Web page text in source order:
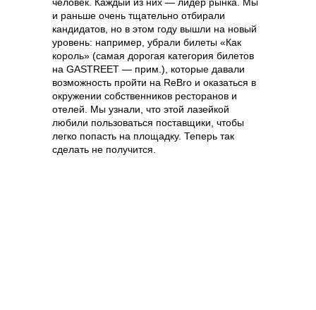
и раньше очень тщательно отбирали
кандидатов, но в этом году вышли на новый
уровень: например, убрали билеты «‎Как
король»‎ (самая дорогая категория билетов
на GASTREET — прим.), которые давали
возможность пройти на ReBro и оказаться в
окружении собственников ресторанов и
отелей. Мы узнали, что этой лазейкой
любили пользоваться поставщики, чтобы
легко попасть на площадку. Теперь так
сделать не получится.
Content Oriented Web
Make great presentations, longreads, and landing pages, as well as photo
stories, blogs, lookbooks, and all other kinds of content oriented projects.